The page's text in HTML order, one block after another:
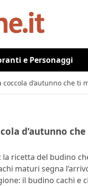
e Personaggi
coccola d’autunno che
d’autunno
ricetta del budino
maturi segna
il budino cachi e